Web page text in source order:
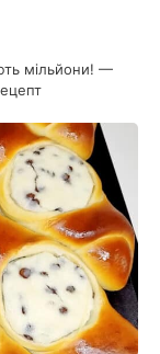
мільйони! —